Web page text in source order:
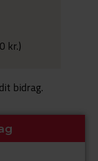
kr.)
bidrag.